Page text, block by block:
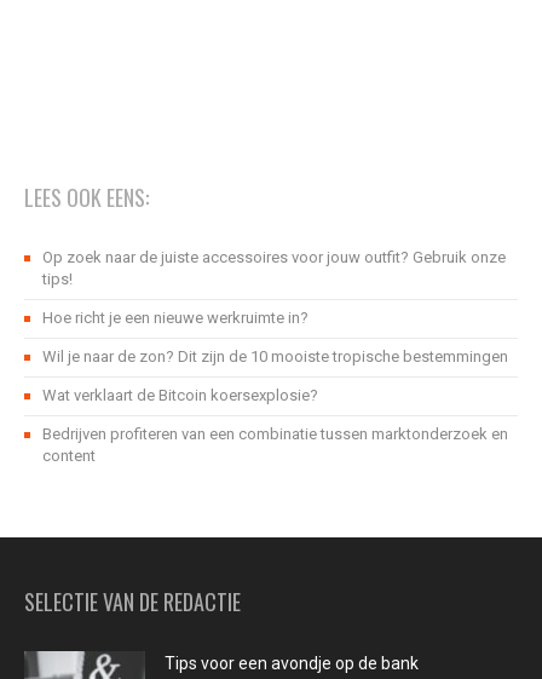
LEES OOK EENS:
Op zoek naar de juiste accessoires voor jouw outfit? Gebruik onze
tips!
Hoe richt je een nieuwe werkruimte in?
Wil je naar de zon? Dit zijn de 10 mooiste tropische bestemmingen
Wat verklaart de Bitcoin koersexplosie?
Bedrijven profiteren van een combinatie tussen marktonderzoek en
content
SELECTIE VAN DE REDACTIE
Tips voor een avondje op de bank